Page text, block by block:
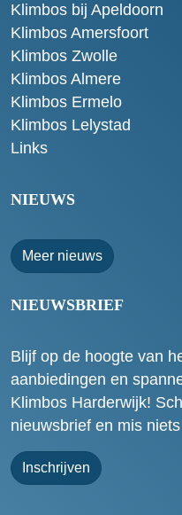
Klimbos bij Apeldoorn
Klimbos Amersfoort
Klimbos Zwolle
Klimbos Almere
Klimbos Ermelo
Klimbos Lelystad
Links
NIEUWS
Meer nieuws
NIEUWSBRIEF
Blijf op de hoogte van
aanbiedingen en
Klimbos Harderwijk!
nieuwsbrief en mis
Inschrijven